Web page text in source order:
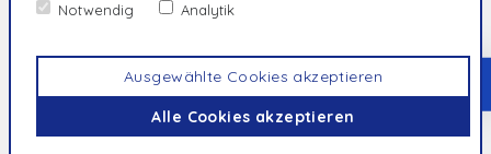
Notwendig Analytik
Ausgewählte Cookies akzeptieren
Alle Cookies akzeptieren
2026